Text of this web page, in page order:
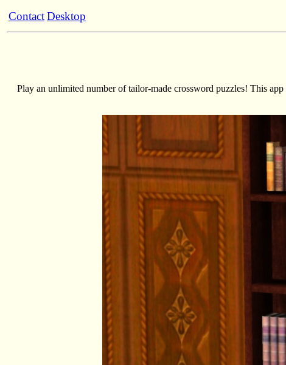
ContactDesktop
Play an unlimited number of tailor-made crossword puzzles! This